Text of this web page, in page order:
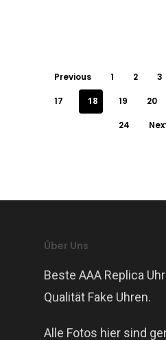
Previous 1 2 3
17 18 19 20
24
Über Uns
Beste AAA Replica
Qualität Fake Uhren.
Alle Fotos hier sind